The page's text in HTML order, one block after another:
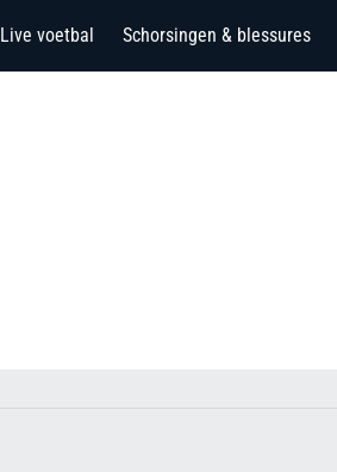
Live voetbal Schorsingen & blessures